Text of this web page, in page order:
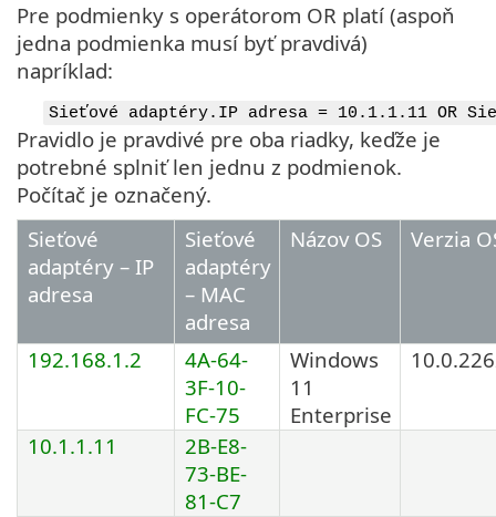
Pre podmienky s operátorom OR platí (aspoň
jedna podmienka musí byť pravdivá)
napríklad:
Sieťové adaptéry.IP adresa = 10.1.1.11 OR
Pravidlo je pravdivé pre oba riadky, keďže je
potrebné splniť len jednu z podmienok.
Počítač je označený.
Sieťové
adaptéry – IP
adresa
Sieťové
adaptéry
– MAC
adresa
Názov OS Verzia
192.168.1.2
4A-64-
3F-10-
FC-75
Windows
11
Enterprise
10.1.1.11
2B-E8-
73-BE-
81-C7